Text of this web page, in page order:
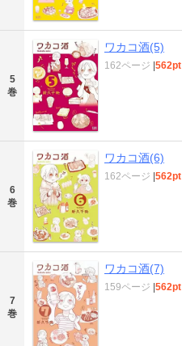
5
巻
ワカコ酒(5)
162ページ |562pt
6
巻
ワカコ酒(6)
162ページ |562pt
7
巻
ワカコ酒(7)
159ページ |562pt